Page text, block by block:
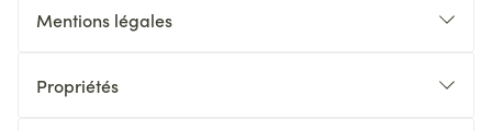
Mentions légales
Propriétés